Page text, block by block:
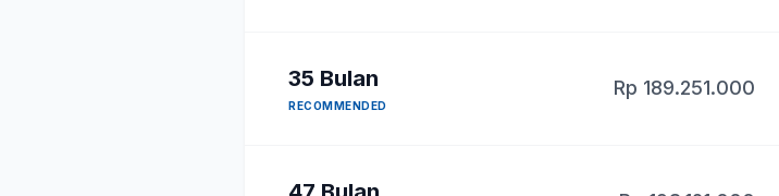
35 Bulan
RECOMMENDED
Rp 189.251.000